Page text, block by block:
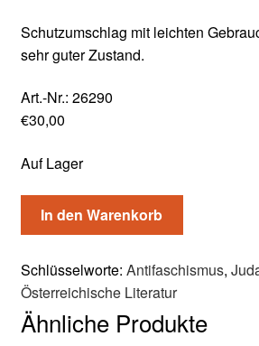
Schutzumschlag mit leichten
sehr guter Zustand.
Art.-Nr.: 26290
€30,00
Auf Lager
In den Warenkorb
Schlüsselworte: Antifaschismus,
Österreichische Literatur
Ähnliche Produkte